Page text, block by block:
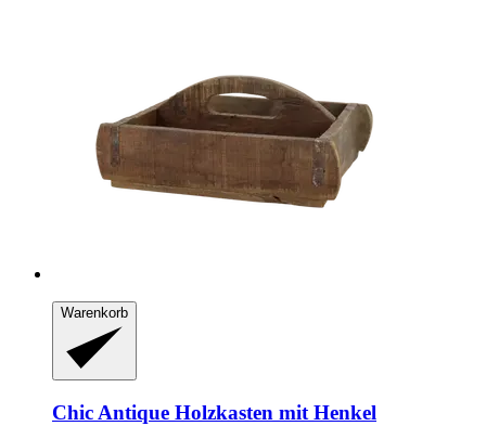
Warenkorb
Chic Antique Holzkasten mit Henkel